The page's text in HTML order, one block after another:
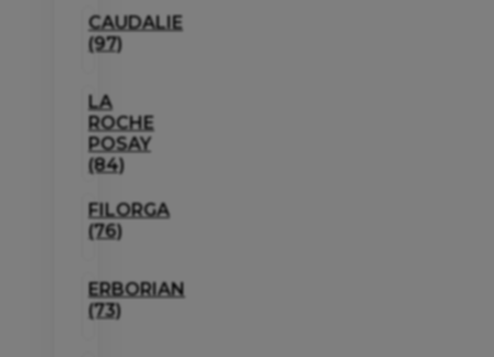
CAUDALIE
(97)
LA
ROCHE
POSAY
(84)
FILORGA
(76)
ERBORIAN
(73)